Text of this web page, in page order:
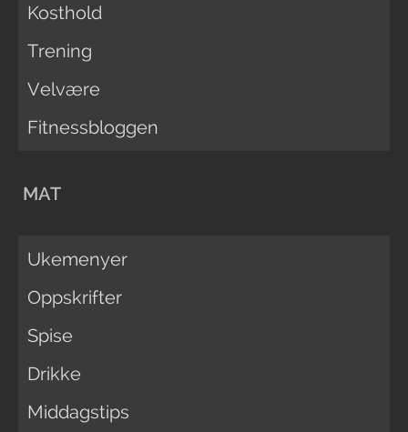
Kosthold
Trening
Velvære
Fitnessbloggen
MAT
Ukemenyer
Oppskrifter
Spise
Drikke
Middagstips